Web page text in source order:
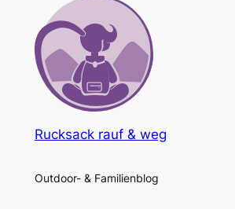
Rucksack rauf & weg
Outdoor- & Familienblog